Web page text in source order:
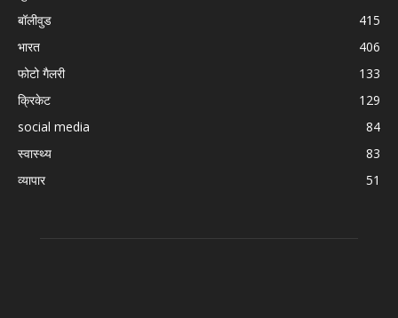
बॉलीवुड
415
भारत
406
फोटो गैलरी
133
क्रिकेट
129
social media
84
स्वास्थ्य
83
व्यापार
51